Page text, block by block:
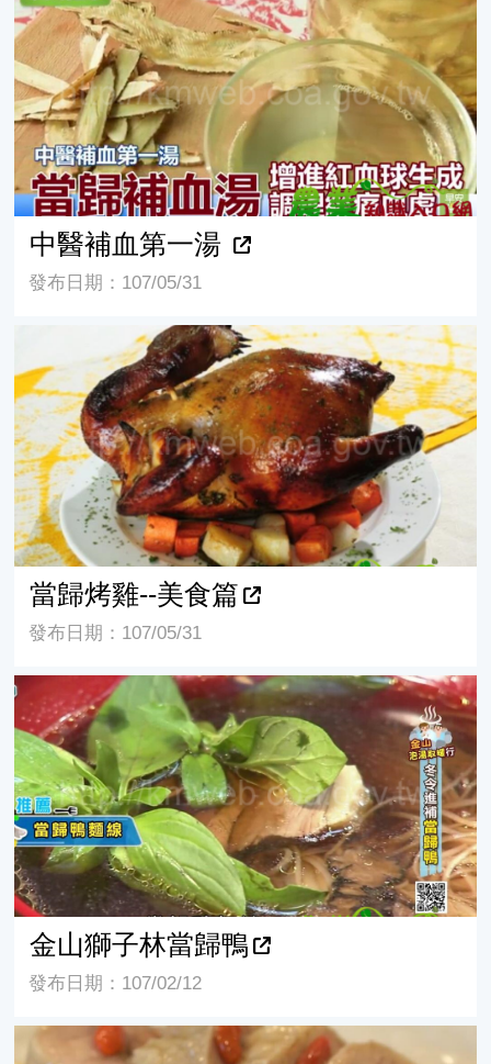
中醫補血第一湯
發布日期：107/05/31
當歸烤雞--美食篇
當歸烤雞--美食篇
發布日期：107/05/31
金山獅子林當歸鴨
金山獅子林當歸鴨
發布日期：107/02/12
自製飄香醉雞HowLiving